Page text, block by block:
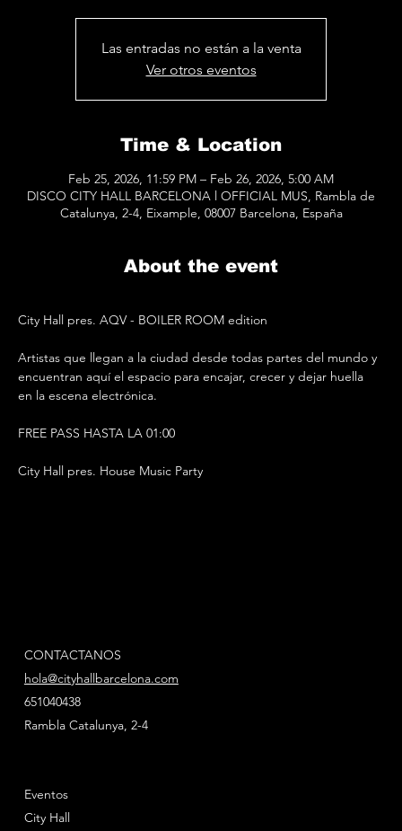
Las entradas no están a la venta
Ver otros eventos
Time & Location
Feb 25, 2026, 11:59 PM – Feb 26, 2026, 5:00 AM
DISCO CITY HALL BARCELONA l OFFICIAL MUS, Rambla de
Catalunya, 2-4, Eixample, 08007 Barcelona, España
About the event
City Hall pres. AQV - BOILER ROOM edition
Artistas que llegan a la ciudad desde todas partes del mundo y
encuentran aquí el espacio para encajar, crecer y dejar huella
en la escena electrónica.
FREE PASS HASTA LA 01:00
City Hall pres. House Music Party
Eventos
City Hall
CONTACTANOS
hola@cityhallbarcelona.com
651040438
Rambla Catalunya, 2-4